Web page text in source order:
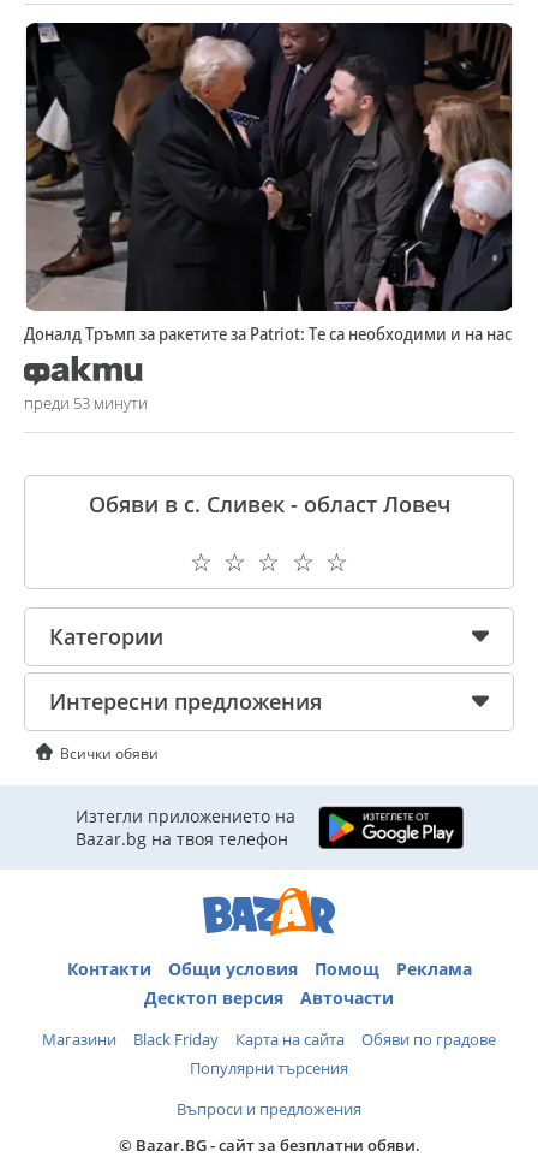
Доналд Тръмп за ракетите за Patriot: Те са необходими и на нас
преди 53 минути
Обяви в с. Сливек - област Ловеч
☆
☆
☆
☆
☆
Категории
Интересни предложения
Всички обяви
Изтегли приложението на
Bazar.bg на твоя телефон
Контакти Общи условия Помощ
Реклама
Десктоп версия
Авточасти
Магазини Black Friday Карта на сайта
Обяви по градове
Популярни търсения
Въпроси и предложения
© Bazar.BG - сайт за безплатни обяви.